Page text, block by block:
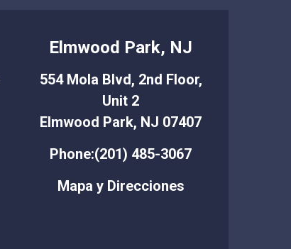
Elmwood Park, NJ
554 Mola Blvd, 2nd Floor,
Unit 2
Elmwood Park, NJ 07407
Phone:(201) 485-3067
Mapa y Direcciones